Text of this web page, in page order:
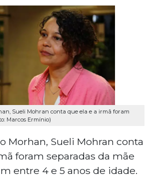
Sueli Mohran conta que ela e a irmã foram
Marcos Ermínio)
Morhan, Sueli Mohran conta
foram separadas da mãe
entre 4 e 5 anos de idade.